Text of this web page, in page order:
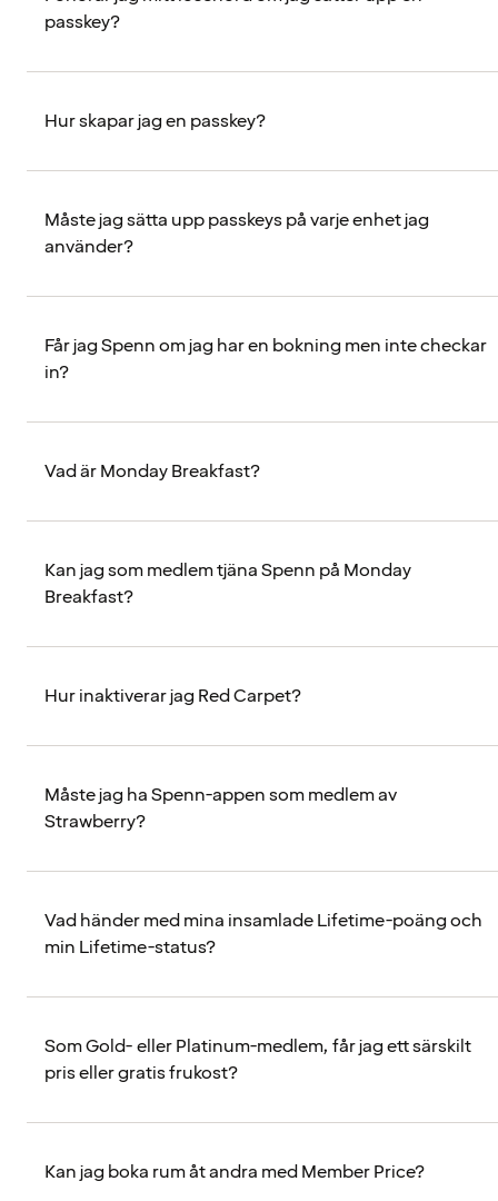
passkey?
Hur skapar jag en passkey?
Måste jag sätta upp passkeys på varje enhet jag
använder?
Får jag Spenn om jag har en bokning men inte checkar
in?
Vad är Monday Breakfast?
Kan jag som medlem tjäna Spenn på Monday
Breakfast?
Hur inaktiverar jag Red Carpet?
Måste jag ha Spenn-appen som medlem av
Strawberry?
Vad händer med mina insamlade Lifetime-poäng och
min Lifetime-status?
Som Gold- eller Platinum-medlem, får jag ett särskilt
pris eller gratis frukost?
Kan jag boka rum åt andra med Member Price?